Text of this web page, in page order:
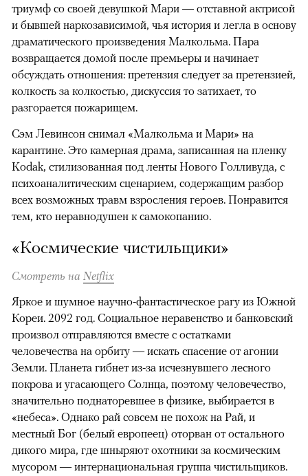
триумф со своей девушкой Мари — отставной актрисой
и бывшей наркозависимой, чья история и легла в основу
драматического произведения Малкольма. Пара
возвращается домой после премьеры и начинает
обсуждать отношения: претензия следует за претензией,
колкость за колкостью, дискуссия то затихает, то
разгорается пожарищем.
00:00 /
Сэм Левинсон снимал «Малкольма и Мари» на
карантине. Это камерная драма, записанная на пленку
Kodak, стилизованная под ленты Нового Голливуда, с
психоаналитическим сценарием, содержащим разбор
всех возможных травм взросления героев. Понравится
тем, кто неравнодушен к самокопанию.
«Космические чистильщики»
Смотреть на Netflix
Яркое и шумное научно-фантастическое рагу из Южной
Кореи. 2092 год. Социальное неравенство и банковский
произвол отправляются вместе с остатками
человечества на орбиту — искать спасение от агонии
Земли. Планета гибнет из-за исчезнувшего лесного
покрова и угасающего Солнца, поэтому человечество,
значительно поднаторевшее в физике, выбирается в
«небеса». Однако рай совсем не похож на Рай, и
местный Бог (белый европеец) оторван от остального
дикого мира, где шныряют охотники за космическим
мусором — интернациональная группа чистильщиков.